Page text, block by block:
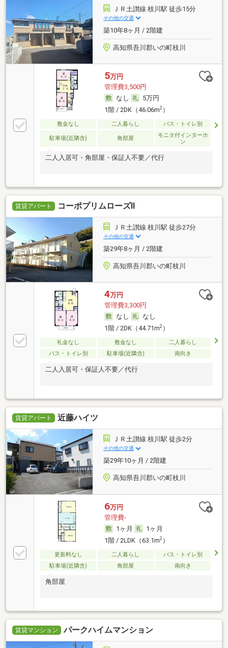
ＪＲ土讃線 枝川駅 徒歩15分
その他の交通
築10年8ヶ月 / 2階建
高知県吾川郡いの町枝川
5万円
管理費3,500円
なし
5万円
1階 / 2DK（46.06m2）
敷金なし 二人暮らし バス・トイレ別
駐車場(近隣含) 角部屋
モニタ付インターホ
ン
二人入居可・角部屋・保証人不要／代行
賃貸アパート コーポプリムローズⅡ
ＪＲ土讃線 枝川駅 徒歩27分
その他の交通
築29年8ヶ月 / 2階建
高知県吾川郡いの町枝川
4万円
管理費3,300円
なし
なし
1階 / 2DK（44.71m2）
礼金なし 敷金なし
二人暮らし
バス・トイレ別
駐車場(近隣含) 南向き
二人入居可・保証人不要／代行
賃貸アパート 近藤ハイツ
ＪＲ土讃線 枝川駅 徒歩2分
その他の交通
築29年10ヶ月 / 2階建
高知県吾川郡いの町枝川
6万円
管理費-
1ヶ月
1ヶ月
1階 / 2LDK（63.1m2）
更新料なし 二人暮らし
バス・トイレ別
駐車場(近隣含)
角部屋 南向き
角部屋
賃貸マンション パークハイムマンション